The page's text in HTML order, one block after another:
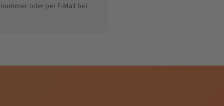
oder per E-Mail bei